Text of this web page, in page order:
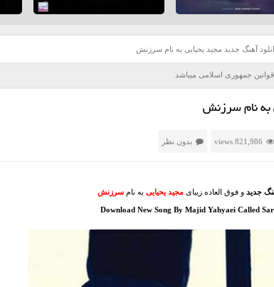
آهنگ جدید مجید یحیایی به نام سرزنش
جمهوری اسلامی میباشد
به نام سرزنش
821,986 views بدون نظر
جدید و فوق العاده زیبایمجید یحیایی به نامسرزنش
Download New Song By Majid Yahyaei Called